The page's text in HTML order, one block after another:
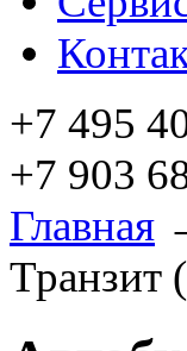
+7 495
+7 903
Главная
Транзит